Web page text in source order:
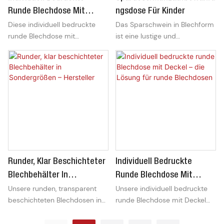
Runde Blechdose Mit
Zugverschluss Zur
Verpackung Und
Aufbewahrung Von
Jogginghosen
Diese individuell bedruckte
runde Blechdose mit
perfekt zum stilvollen
Verpacken und Aufbewahren
von Jogginghosen und vereint
Zugverschluss einfachen
Zugriff und Schutz Ihrer
Produkte gewährleistet.
Ngsdose Für Kinder
Das Sparschwein in Blechform
ist eine lustige und
Kinder, ihr Geld zu sparen. Mit
seinem sicheren Deckel, der
robusten Verarbeitung und
Runder, Klar Beschichteter
Blechbehälter In
Sondergrößen – Hersteller
Unsere runden, transparent
beschichteten Blechdosen in
Individuell Bedruckte
Runde Blechdose Mit
Deckel – Die Lösung Für
Runde Blechdosen
Unsere individuell bedruckte
runde Blechdose mit Deckel